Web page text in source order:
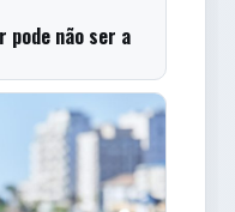
pode não ser a